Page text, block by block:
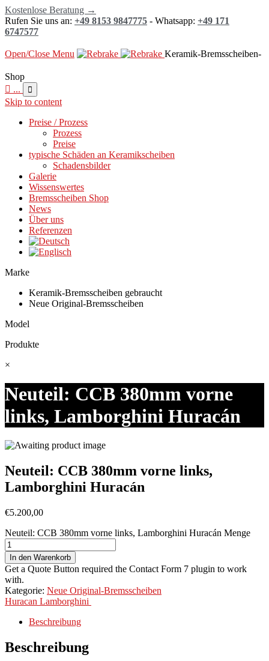
Kostenlose Beratung →
Rufen Sie uns an: +49 8153 9847775 - Whatsapp: +49 171
6747577
Open/Close Menu Keramik-Bremsscheiben-
Shop
 ... 
Skip to content
Preise / Prozess
Prozess
Preise
typische Schäden an Keramikscheiben
Schadensbilder
Galerie
Wissenswertes
Bremsscheiben Shop
News
Über uns
Referenzen
Marke
Keramik-Bremsscheiben gebraucht
Neue Original-Bremsscheiben
Model
Produkte
×
Neuteil: CCB 380mm vorne
links, Lamborghini Huracán
Neuteil: CCB 380mm vorne links,
Lamborghini Huracán
€5.200,00
Neuteil: CCB 380mm vorne links, Lamborghini Huracán Menge
In den Warenkorb
Get a Quote Button required the Contact Form 7 plugin to work
with.
Kategorie: Neue Original-Bremsscheiben
Huracan Lamborghini
Beschreibung
Beschreibung